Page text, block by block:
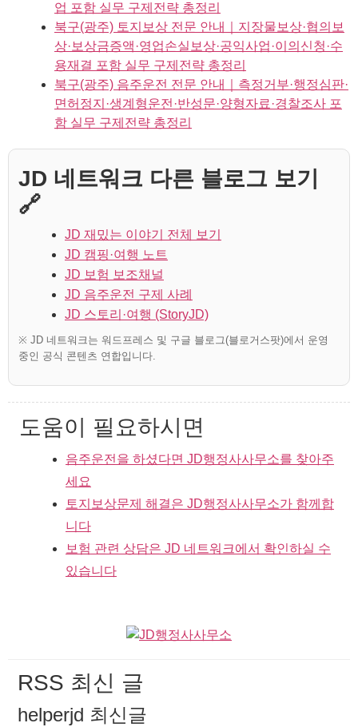
업 포함 실무 구제전략 총정리
북구(광주) 토지보상 전문 안내｜지장물보상·협의보
상·보상금증액·영업손실보상·공익사업·이의신청·수
용재결 포함 실무 구제전략 총정리
북구(광주) 음주운전 전문 안내｜측정거부·행정심판·
면허정지·생계형운전·반성문·양형자료·경찰조사 포
함 실무 구제전략 총정리
JD 네트워크 다른 블로그 보기
🔗
JD 재밌는 이야기 전체 보기
JD 캠핑·여행 노트
JD 보험 보조채널
JD 음주운전 구제 사례
JD 스토리·여행 (StoryJD)
※ JD 네트워크는 워드프레스 및 구글 블로그(블로거스팟)에서 운영
중인 공식 콘텐츠 연합입니다.
도움이 필요하시면
음주운전을 하셨다면 JD행정사사무소를 찾아주
세요
토지보상문제 해결은 JD행정사사무소가 함께합
니다
보험 관련 상담은 JD 네트워크에서 확인하실 수
있습니다
RSS 최신 글
helperjd 최신글